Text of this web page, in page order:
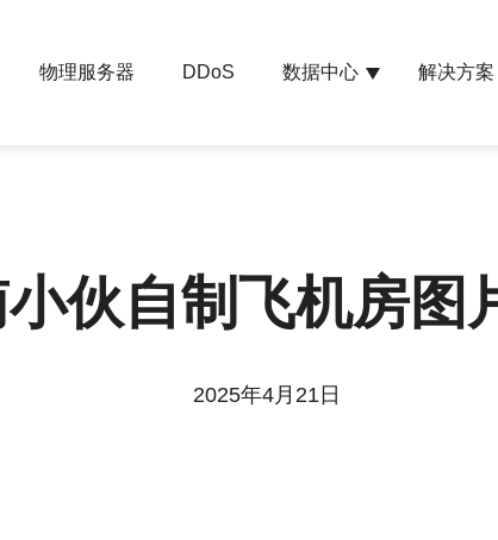
物理服务器 DDoS 数据中心 解决方案
伙自制飞机房图
2025年4月21日